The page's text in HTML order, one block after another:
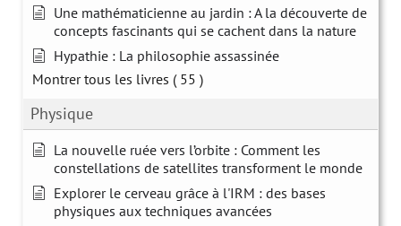
Une mathématicienne au jardin : A la découverte de
concepts fascinants qui se cachent dans la nature
Hypathie : La philosophie assassinée
Montrer tous les livres ( 55 )
Physique
La nouvelle ruée vers l’orbite : Comment les
constellations de satellites transforment le monde
Explorer le cerveau grâce à l'IRM : des bases
physiques aux techniques avancées